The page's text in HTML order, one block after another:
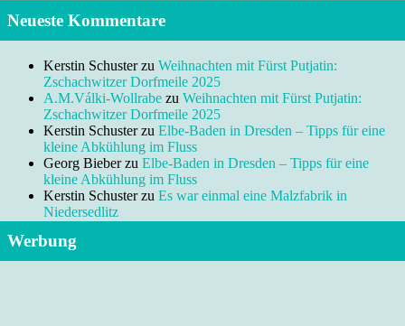
Neueste Kommentare
Kerstin Schusterzu Weihnachten mit Fürst Putjatin:
Zschachwitzer Dorfmeile 2025
A.M.Válki-Wollrabe zu Weihnachten mit Fürst Putjatin:
Zschachwitzer Dorfmeile 2025
Kerstin Schusterzu Elbe-Baden in Dresden – Tipps für eine
kleine Abkühlung im Fluss
Georg Bieberzu Elbe-Baden in Dresden – Tipps für eine
kleine Abkühlung im Fluss
Kerstin Schusterzu Es war einmal eine Malzfabrik in
Niedersedlitz
Werbung